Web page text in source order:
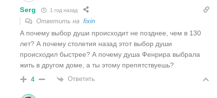
Serg 1 год назад
Ответить на fixin
А почему выбор души происходит не позднее, чем в 130
лет? А почему столетия назад этот выбор души
происходил быстрее? А почему душа Фенрира выбрала
жить в другом доме, а ты этому препятствуешь?
4 Ответить